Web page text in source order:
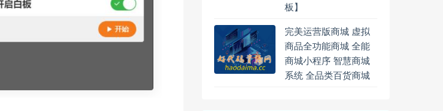
板】
完美运营版商城 虚拟
商品全功能商城 全能
商城小程序 智慧商城
系统 全品类百货商城